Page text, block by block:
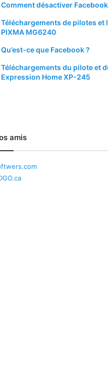
Comment désactiver
Téléchargements de pilotes et
PIXMA MG6240
Qu’est-ce que Facebook ?
Téléchargements du pilote et
Expression Home XP-245
amis